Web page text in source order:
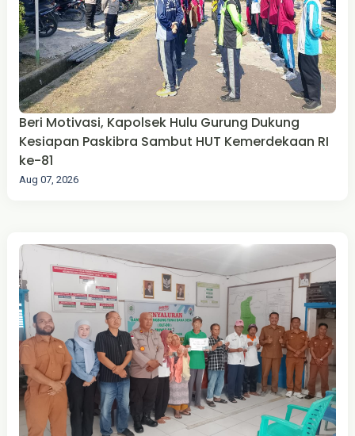
Beri Motivasi, Kapolsek Hulu Gurung Dukung
Kesiapan Paskibra Sambut HUT Kemerdekaan RI
ke-81
Aug 07, 2026